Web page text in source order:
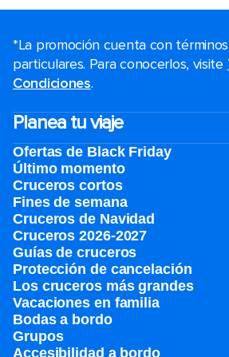
*La promoción cuenta con
particulares. Para conocerlos, visite
Condiciones.
Planea tu viaje
Ofertas de Black Friday
Último momento
Cruceros cortos
Fines de semana
Cruceros de Navidad
Cruceros 2026-2027
Guías de cruceros
Protección de cancelación
Los cruceros más grandes
Vacaciones en familia
Bodas a bordo
Grupos
Accesibilidad a bordo